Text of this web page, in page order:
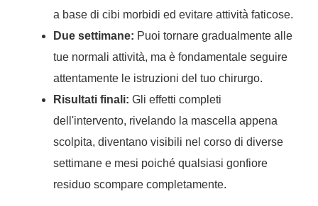
a base di cibi morbidi ed evitare attività faticose.
Due settimane: Puoi tornare gradualmente alle
tue normali attività, ma è fondamentale seguire
attentamente le istruzioni del tuo chirurgo.
Risultati finali: Gli effetti completi
dell'intervento, rivelando la mascella appena
scolpita, diventano visibili nel corso di diverse
settimane e mesi poiché qualsiasi gonfiore
residuo scompare completamente.